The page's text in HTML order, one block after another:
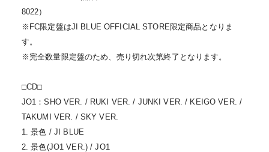
8022）
※FC限定盤はJI BLUE OFFICIAL STORE限定商品となりま
す。
※完全数量限定盤のため、売り切れ次第終了となります。
□CD□
JO1：SHO VER. / RUKI VER. / JUNKI VER. / KEIGO VER. /
TAKUMI VER. / SKY VER.
1. 景色 / JI BLUE
2. 景色(JO1 VER.) / JO1